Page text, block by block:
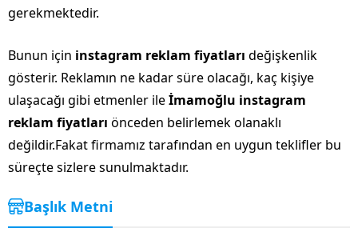
gerekmektedir.
Bunun için instagram reklam fiyatları değişkenlik
gösterir. Reklamın ne kadar süre olacağı, kaç kişiye
ulaşacağı gibi etmenler ileİmamoğlu instagram
reklam fiyatları önceden belirlemek olanaklı
değildir.Fakat firmamız tarafından en uygun teklifler bu
süreçte sizlere sunulmaktadır.
Başlık Metni